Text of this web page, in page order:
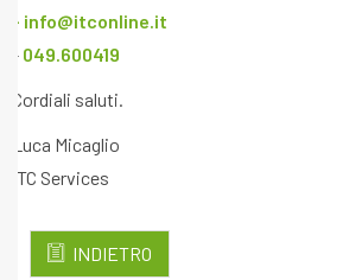
- info@itconline.it
- 049.600419
Cordiali saluti.
Luca Micaglio
ITC Services
INDIETRO